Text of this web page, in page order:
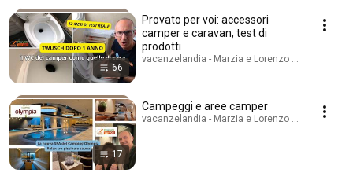
66
Provato per voi: accessori
camper e caravan, test di
prodotti
vacanzelandia - Marzia e Lorenzo Travel
17
Campeggi e aree camper
vacanzelandia - Marzia e Lorenzo Travel